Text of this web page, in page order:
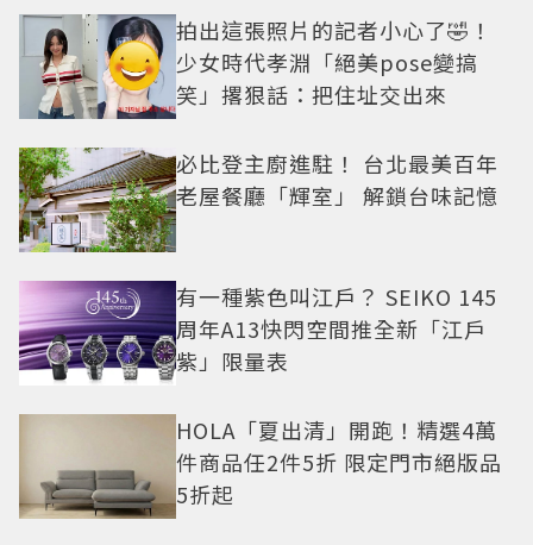
拍出這張照片的記者小心了🤣！
少女時代孝淵「絕美pose變搞
笑」撂狠話：把住址交出來
必比登主廚進駐！ 台北最美百年
老屋餐廳「輝室」 解鎖台味記憶
有一種紫色叫江戶？ SEIKO 145
周年A13快閃空間推全新「江戶
紫」限量表
HOLA「夏出清」開跑！精選4萬
件商品任2件5折 限定門市絕版品
5折起